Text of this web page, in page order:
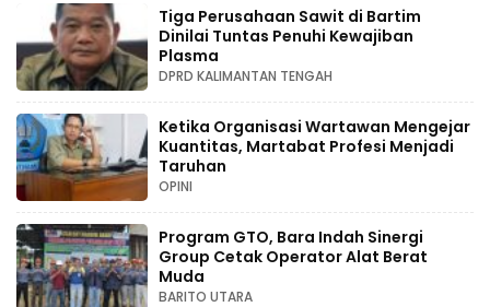
Tiga Perusahaan Sawit di Bartim
Dinilai Tuntas Penuhi Kewajiban
Plasma
DPRD KALIMANTAN TENGAH
Ketika Organisasi Wartawan Mengejar
Kuantitas, Martabat Profesi Menjadi
Taruhan
OPINI
Program GTO, Bara Indah Sinergi
Group Cetak Operator Alat Berat
Muda
BARITO UTARA